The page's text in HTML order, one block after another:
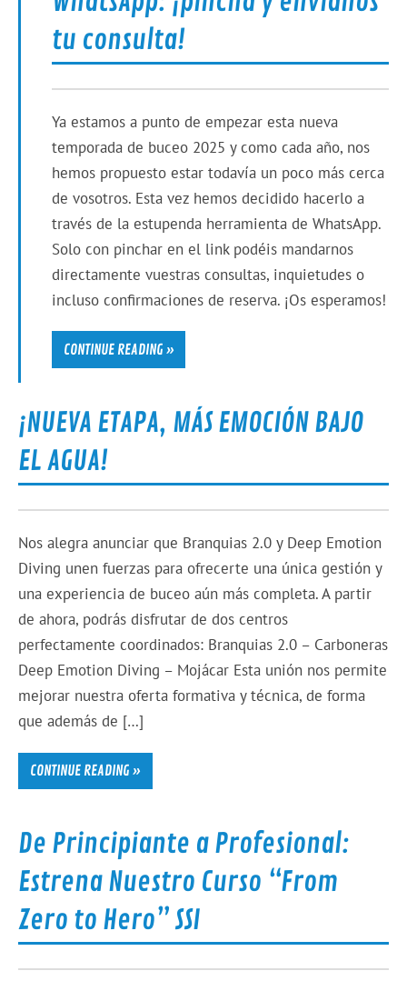
tu consulta!
Ya estamos a punto de empezar esta nueva
temporada de buceo 2025 y como cada año, nos
hemos propuesto estar todavía un poco más cerca
de vosotros. Esta vez hemos decidido hacerlo a
través de la estupenda herramienta de WhatsApp.
Solo con pinchar en el link podéis mandarnos
directamente vuestras consultas, inquietudes o
incluso confirmaciones de reserva. ¡Os esperamos!
CONTINUE READING »
¡NUEVA ETAPA, MÁS EMOCIÓN BAJO
EL AGUA!
Nos alegra anunciar que Branquias 2.0 y Deep Emotion
Diving unen fuerzas para ofrecerte una única gestión y
una experiencia de buceo aún más completa. A partir
de ahora, podrás disfrutar de dos centros
perfectamente coordinados: Branquias 2.0 – Carboneras
Deep Emotion Diving – Mojácar Esta unión nos permite
mejorar nuestra oferta formativa y técnica, de forma
que además de […]
CONTINUE READING »
De Principiante a Profesional:
Estrena Nuestro Curso “From
Zero to Hero” SSI